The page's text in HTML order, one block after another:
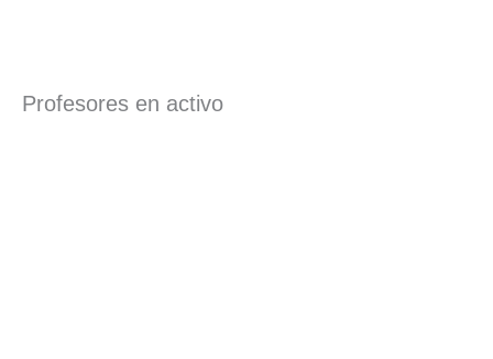
Profesores en activo